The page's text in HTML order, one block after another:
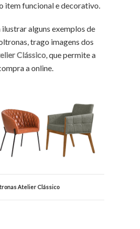
item funcional e decorativo.
ilustrar alguns exemplos de
trago imagens dos
Clássico, que permite a
a online.
Atelier Clássico